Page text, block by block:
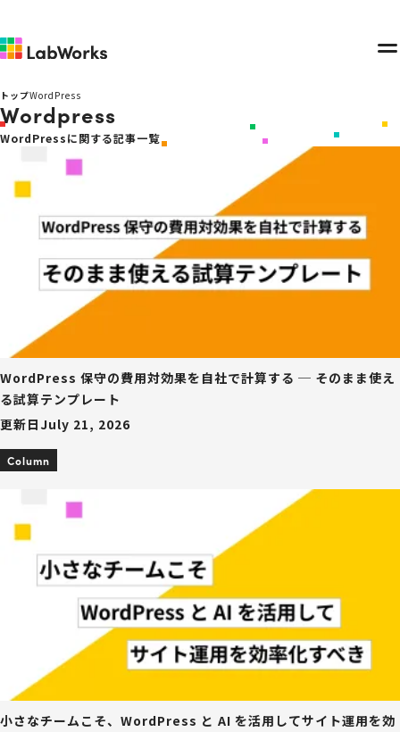
トップWordPress
Wordpress
WordPressに関する記事一覧
WordPress 保守の費用対効果を自社で計算する ─ そのまま使え
る試算テンプレート
更新日 July 21, 2026
Column
小さなチームこそ、WordPress と AI を活用してサイト運用を効